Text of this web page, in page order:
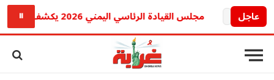
عاجل مجلس القيادة الرئاسي اليمني 2026 يكشف رؤيته لحماية البحر الأحمر وباب المندب ويشيد بالتحالف البحري بقيادة السعودية.. إليك التفاصيل ⏸